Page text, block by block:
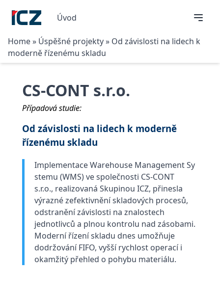
Úvod
Home» Úspěšné projekty» Od závislosti na lidech k
moderně řízenému skladu
CS-CONT s.r.o.
Případová studie:
Od závislosti na lidech k moderně
řízenému skladu
ImplementaceWarehouseManagementSy
stemu (WMS) ve společnosti CS-CONT
s.r.o., realizovaná Skupinou ICZ, přinesla
výrazné zefektivnění skladových procesů,
odstranění závislosti na znalostech
jednotlivců a plnou kontrolu nad zásobami.
Moderní řízení skladu dnes umožňuje
dodržování FIFO, vyšší rychlost operací i
okamžitý přehled o pohybu materiálu.